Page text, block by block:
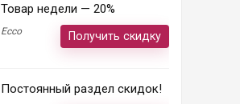
Товар недели — 20%
Ecco Получить скидку
Постоянный раздел скидок!